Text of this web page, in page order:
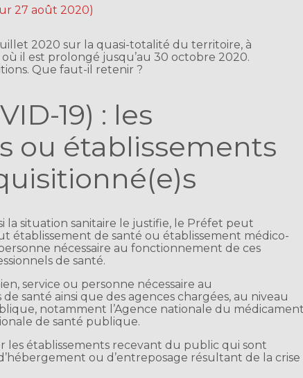
27 août 2020)
juillet 2020 sur la quasi-totalité du territoire, à
il est prolongé jusqu’au 30 octobre 2020.
Que faut-il retenir ?
19) : les
ou établissements
la situation sanitaire le justifie, le Préfet peut
établissement de santé ou établissement médico-
nécessaire au fonctionnement de ces
de santé.
service ou personne nécessaire au
santé ainsi que des agences chargées, au niveau
notamment l’Agence nationale du médicament
de santé publique.
établissements recevant du public qui sont
ou d’entreposage résultant de la crise